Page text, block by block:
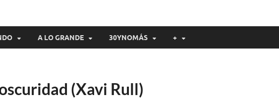
A LO GRANDE 30YNOMÁS +
(Xavi Rull)